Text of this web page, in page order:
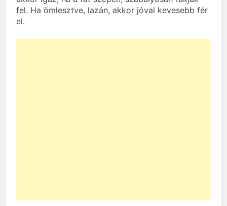
fel. Ha ömlesztve, lazán, akkor jóval kevesebb fér
el.